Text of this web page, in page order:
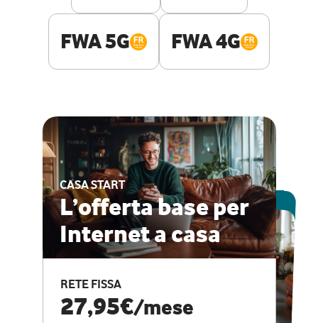
FWA 5G FWA 4G
CASA START
L’offerta base per
Internet a casa
RETE FISSA
27,95€/mese
ESCLUSIVA ONLINE
CASA PRO
Internet veloce e
vantaggi speciali